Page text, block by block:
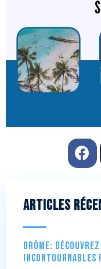
Articles
Drôme:
incontournables